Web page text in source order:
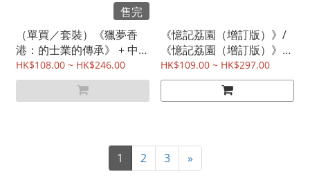
售完
（單買／套裝）《獵夢香
港：的士業的傳承》 + 中華
書局 X TINY 限量版電鍍紅
的士
HK$108.00 ~ HK$246.00
《憶記荔園（增訂版）》/
《憶記荔園（增訂版）》
+Tiny 荔園中巴巴士模型
HK$109.00 ~ HK$297.00
1 2 3 »